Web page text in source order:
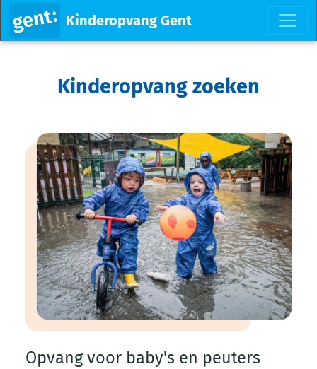
Kinderopvang Gent
Kinderopvang zoeken
Opvang voor baby's en peuters